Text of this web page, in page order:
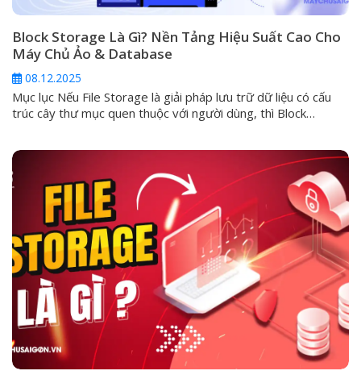
Block Storage Là Gì? Nền Tảng Hiệu Suất Cao Cho
Máy Chủ Ảo & Database
08.12.2025
Mục lục Nếu File Storage là giải pháp lưu trữ dữ liệu có cấu
trúc cây thư mục quen thuộc với người dùng, thì Block
I/O (Input/Output) cực cao...